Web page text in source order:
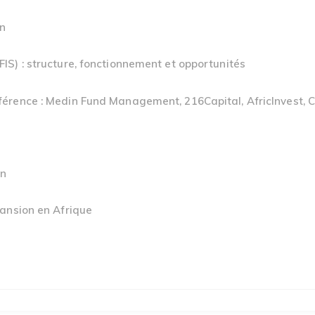
: structure, fonctionnement et opportunités
: Medin Fund Management, 216Capital, AfricInvest,
en Afrique